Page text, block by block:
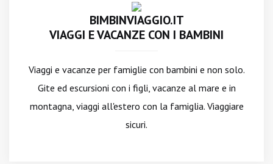
BIMBINVIAGGIO.IT
VIAGGI E VACANZE CON I BAMBINI
Viaggi e vacanze per famiglie con bambini e non solo.
Gite ed escursioni con i figli, vacanze al mare e in
montagna, viaggi all'estero con la famiglia. Viaggiare
sicuri.